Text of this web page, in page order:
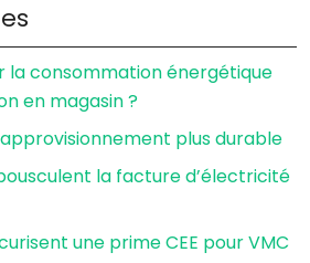
la consommation énergétique
en magasin ?
plus durable
bousculent la facture d’électricité
une prime CEE pour VMC